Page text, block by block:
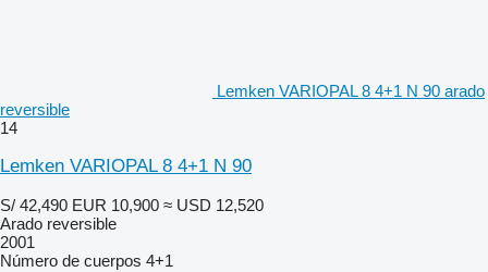
Lemken VARIOPAL 8 4+1 N 90 arado
reversible
14
Lemken VARIOPAL 8 4+1 N 90
S/ 42,490 EUR 10,900 ≈ USD 12,520
Arado reversible
2001
Número de cuerpos 4+1